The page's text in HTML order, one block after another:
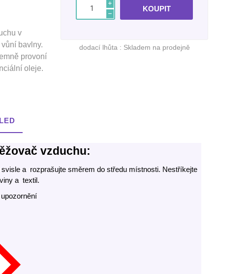
v
bavlny.
provoní
oleje.
i
h
dodací lhůta : Skladem na prodejně
vzduchu:
a rozprašujte směrem do středu místnosti. Nestříkejte
a textil.